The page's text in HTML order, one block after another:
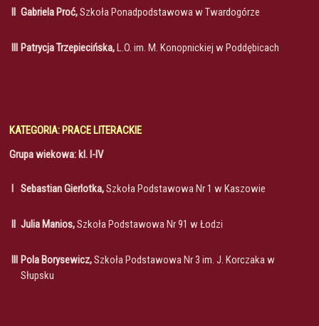
II Gabriela Proć,Szkoła Ponadpodstawowa w Twardogórze
III Patrycja Trzepiecińska,L.O. im. M. Konopnickiej w Poddębicach
KATEGORIA: PRACE LITERACKIE
Grupa wiekowa: kl. I-IV
I Sebastian Gierlotka,Szkoła Podstawowa Nr 1 w Kaszowie
II Julia Manios,Szkoła Podstawowa Nr 91 w Łodzi
III Pola Borysewicz,Szkoła Podstawowa Nr 3 im. J. Korczaka w
Słupsku